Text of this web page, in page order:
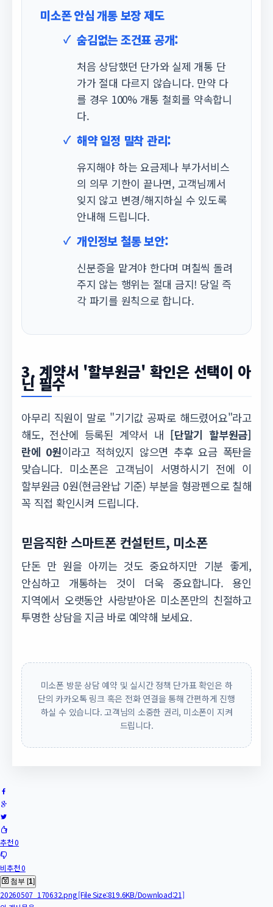
미소폰 안심 개통 보장 제도
숨김없는 조건표 공개:
처음 상담했던 단가와 실제 개통 단
가가 절대 다르지 않습니다. 만약 다
를 경우 100% 개통 철회를 약속합니
다.
해약 일정 밀착 관리:
유지해야 하는 요금제나 부가서비스
의 의무 기한이 끝나면, 고객님께서
잊지 않고 변경/해지하실 수 있도록
안내해 드립니다.
개인정보 철통 보안:
신분증을 맡겨야 한다며 며칠씩 돌려
주지 않는 행위는 절대 금지! 당일 즉
각 파기를 원칙으로 합니다.
3. 계약서 '할부원금' 확인은 선택이 아
닌 필수
아무리 직원이 말로 "기기값 공짜로 해드렸어요"라고
해도, 전산에 등록된 계약서 내 [단말기 할부원금]
란에 0원이라고 적혀있지 않으면 추후 요금 폭탄을
맞습니다. 미소폰은 고객님이 서명하시기 전에 이
할부원금 0원(현금완납 기준) 부분을 형광펜으로 칠해
꼭 직접 확인시켜 드립니다.
믿음직한 스마트폰 컨설턴트, 미소폰
단돈 만 원을 아끼는 것도 중요하지만 기분 좋게,
안심하고 개통하는 것이 더욱 중요합니다. 용인
지역에서 오랫동안 사랑받아온 미소폰만의 친절하고
투명한 상담을 지금 바로 예약해 보세요.
미소폰 방문 상담 예약 및 실시간 정책 단가표 확인은 하
단의 카카오톡 링크 혹은 전화 연결을 통해 간편하게 진행
하실 수 있습니다. 고객님의 소중한 권리, 미소폰이 지켜
드립니다.
추천 0
비추천 0
첨부 [1]
20260507_170632.png[File Size:819.6KB/Download:21]